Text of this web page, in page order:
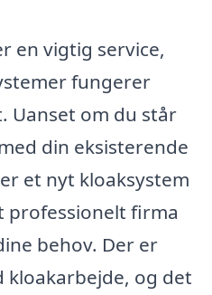
en vigtig service,
fungerer
Uanset om du står
din eksisterende
et nyt kloaksystem
professionelt firma
behov. Der er
kloakarbejde, og det